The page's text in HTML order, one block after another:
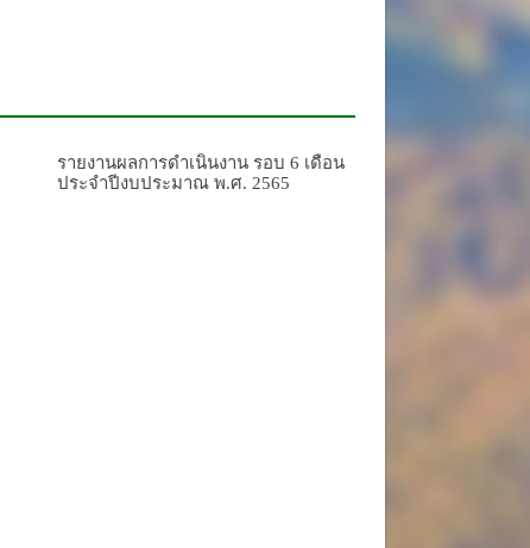
รายงานผลการดำเนินงาน รอบ 6 เดือน
ประจำปีงบประมาณ พ.ศ. 2565